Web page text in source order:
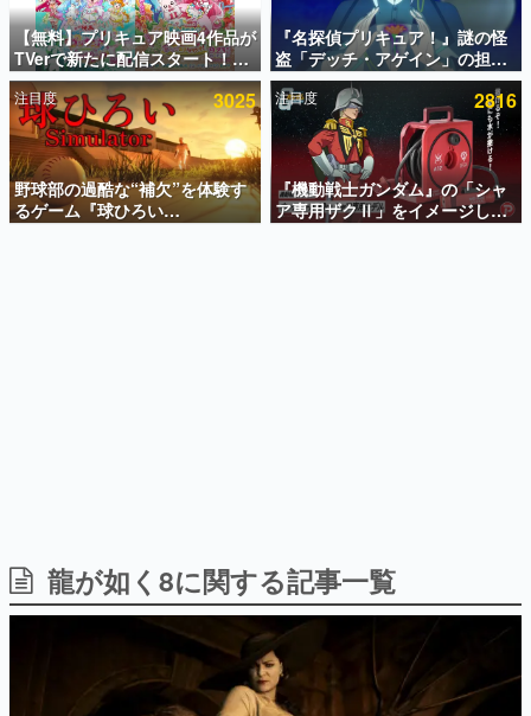
アプリセール情報
インタビュー
連載・特集一覧
殿堂入り記事
SNS拡散数が数千以上！ ページビュー数万以上！ などな
ど。多くの人々に読まれた、電ファミ渾身の“殿堂入り”記
事をまとめました。
日本のコンテンツ産業やカルチャーに与えた影響を探る企
画です。
日本モバイルゲーム産業史
日本のモバイルゲーム史における主要なトピック・タイト
ルを網羅するほか、開発者へのインタビューや識者による
解説を掲載。約20年の歴史が一望できる決定版！
【無料】プリキュア映画4作品が
TVerで新たに配信スタート！な
んと2018年～2024年の映画ほぼ
すべてが見放題に、ぶっちゃけ
ありえないラインナップ
『名探偵プリキュア！』謎の怪
盗「デッチ・アゲイン」の担当
キャストは天﨑滉平さんと判
明。『Re:ゼロから始める異世
界生活』オットー役、『ヒプノ
シスマイク』山田三郎役など
注目度 3025
野球部の過酷な“補欠”を体験す
るゲーム『球ひろい
Simulator』が「1件」のウィッ
注目度 2816
『機動戦士ガンダム』の「シャ
ア専用ザクⅡ」をイメージした
散水ホースリールが予約開始。
龍が如く8に関する記事一覧